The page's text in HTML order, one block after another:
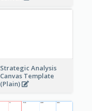
Strategic Analysis
Canvas Template
(Plain)